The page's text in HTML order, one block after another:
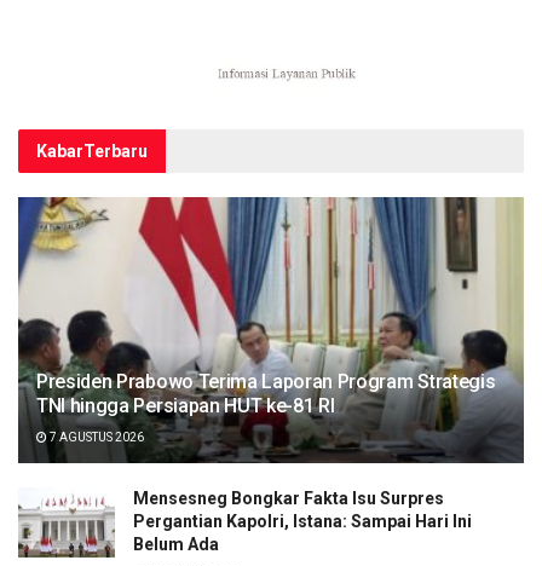
KabarTerbaru
Presiden Prabowo Terima Laporan Program Strategis
TNI hingga Persiapan HUT ke-81 RI
7 AGUSTUS 2026
Mensesneg Bongkar Fakta Isu Surpres
Pergantian Kapolri, Istana: Sampai Hari Ini
Belum Ada